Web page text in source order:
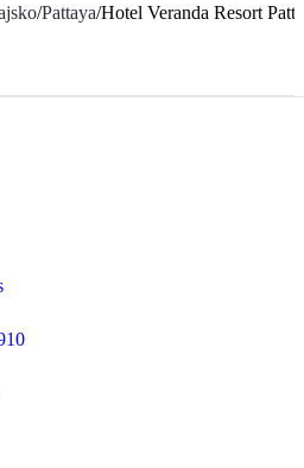
/Pattaya/Hotel Veranda Resort